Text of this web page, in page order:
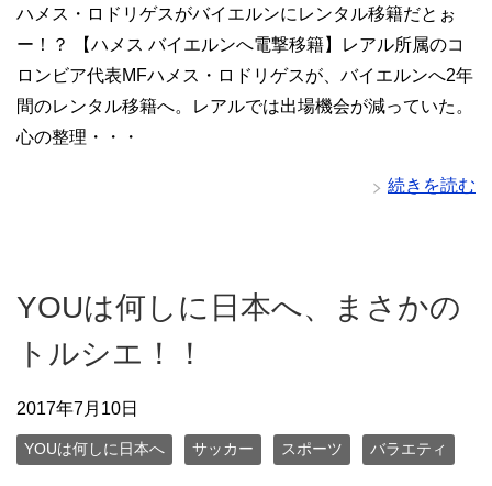
ハメス・ロドリゲスがバイエルンにレンタル移籍だとぉ
ー！？ 【ハメス バイエルンへ電撃移籍】レアル所属のコ
ロンビア代表MFハメス・ロドリゲスが、バイエルンへ2年
間のレンタル移籍へ。レアルでは出場機会が減っていた。
心の整理・・・
続きを読む
YOUは何しに日本へ、まさかの
トルシエ！！
2017年7月10日
YOUは何しに日本へ サッカー スポーツ バラエティ